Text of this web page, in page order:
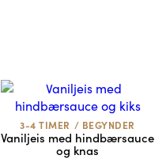
3-4 TIMER / BEGYNDER
Vaniljeis med hindbærsauce
og knas